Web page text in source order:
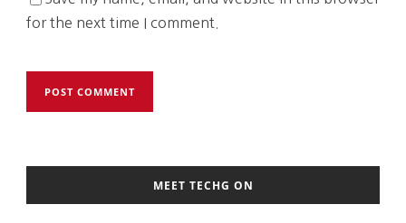
for the next time I comment.
MEET TECHG ON